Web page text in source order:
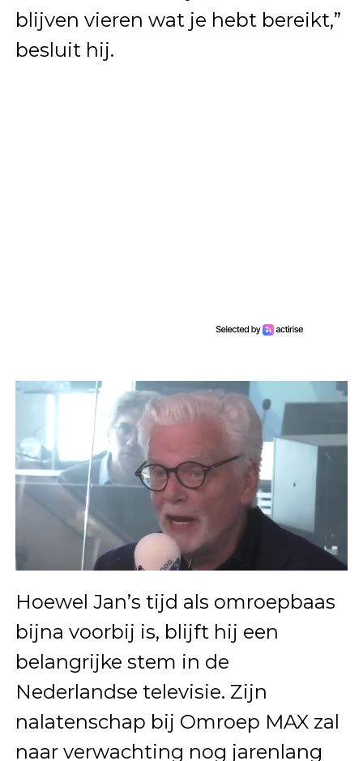
blijven vieren wat je hebt bereikt,”
besluit hij.
Hoewel Jan’s tijd als omroepbaas
bijna voorbij is, blijft hij een
belangrijke stem in de
Nederlandse televisie. Zijn
nalatenschap bij Omroep MAX zal
naar verwachting nog jarenlang